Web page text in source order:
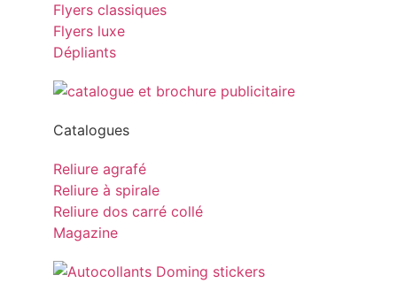
Flyers classiques
Flyers luxe
Dépliants
Catalogues
Reliure agrafé
Reliure à spirale
Reliure dos carré collé
Magazine